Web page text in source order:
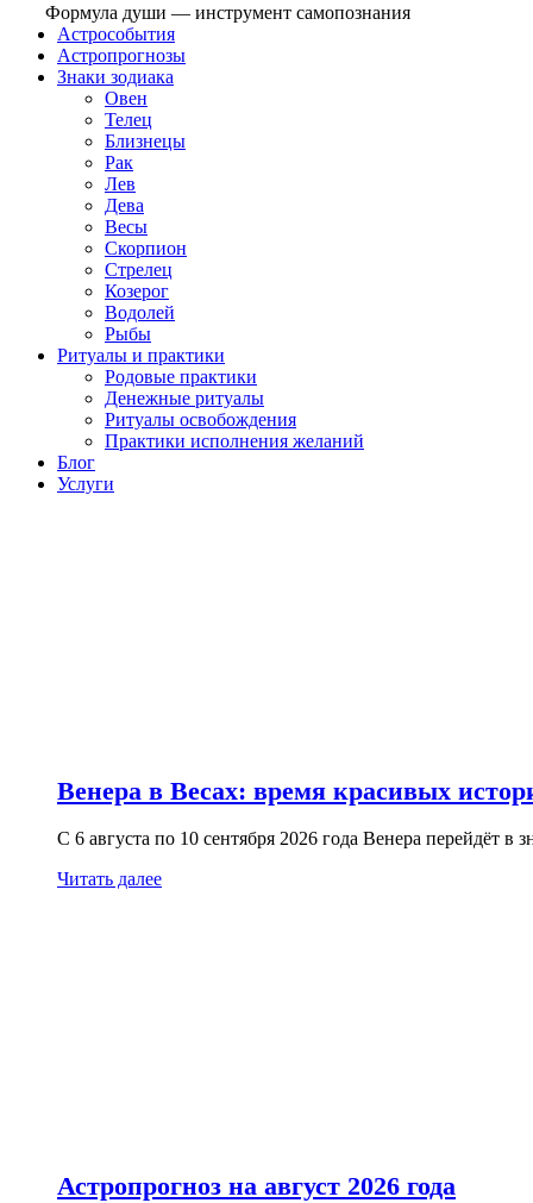
Формула души — инструмент самопознания
Астрособытия
Астропрогнозы
Знаки зодиака
Овен
Телец
Близнецы
Рак
Лев
Дева
Весы
Скорпион
Стрелец
Козерог
Водолей
Рыбы
Ритуалы и практики
Родовые практики
Денежные ритуалы
Ритуалы освобождения
Практики исполнения желаний
Блог
Услуги
Венера в Весах: время красивых
С 6 августа по 10 сентября 2026 года Венера перейдёт
Читать далее
Астропрогноз на август 2026 года